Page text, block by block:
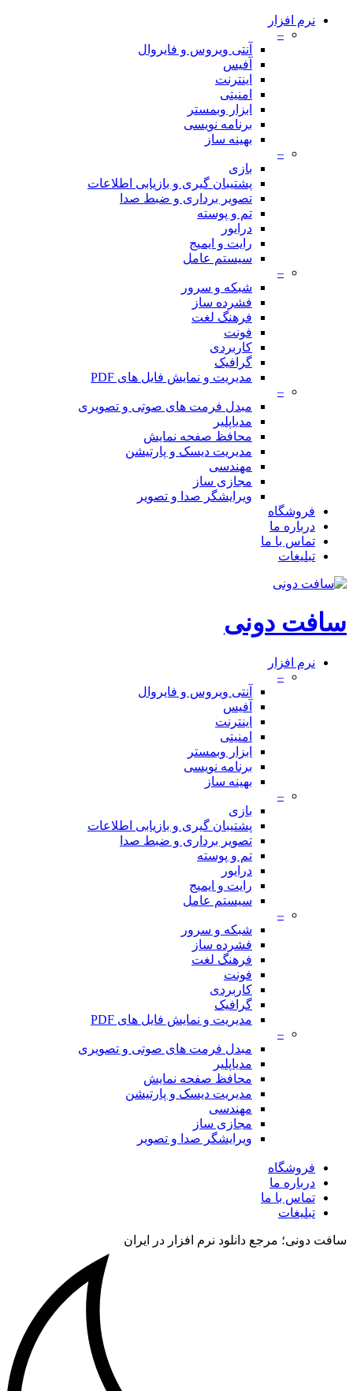
نرم افزار
–
آنتی ویروس و فایروال
آفیس
اینترنت
امنیتی
ابزار وبمستر
برنامه نویسی
بهینه ساز
–
بازی
پشتیبان گیری و بازیابی اطلاعات
تصویر برداری و ضبط صدا
تم و پوسته
درایور
رایت و ایمیج
سیستم عامل
–
شبکه و سرور
فشرده ساز
فرهنگ لغت
فونت
کاربردی
گرافیک
مدیریت و نمایش فایل های PDF
–
مبدل فرمت های صوتی و تصویری
مدیاپلیر
محافظ صفحه نمایش
مدیریت دیسک و پارتیشن
مهندسی
مجازی ساز
ویرایشگر صدا و تصویر
فروشگاه
درباره ما
تماس با ما
تبلیغات
سافت دونی
نرم افزار
–
آنتی ویروس و فایروال
آفیس
اینترنت
امنیتی
ابزار وبمستر
برنامه نویسی
بهینه ساز
–
بازی
پشتیبان گیری و بازیابی اطلاعات
تصویر برداری و ضبط صدا
تم و پوسته
درایور
رایت و ایمیج
سیستم عامل
–
شبکه و سرور
فشرده ساز
فرهنگ لغت
فونت
کاربردی
گرافیک
مدیریت و نمایش فایل های PDF
–
مبدل فرمت های صوتی و تصویری
مدیاپلیر
محافظ صفحه نمایش
مدیریت دیسک و پارتیشن
مهندسی
مجازی ساز
ویرایشگر صدا و تصویر
فروشگاه
درباره ما
تماس با ما
تبلیغات
سافت دونی؛ مرجع دانلود نرم افزار در ایران